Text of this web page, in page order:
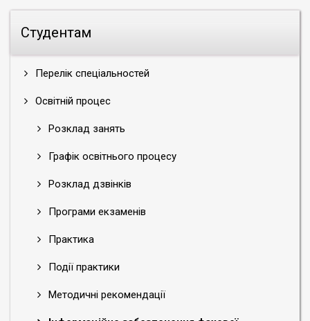
Студентам
Перелік спеціальностей
Освітній процес
Розклад занять
Графік освітнього процесу
Розклад дзвінків
Програми екзаменів
Практика
Події практики
Методичні рекомендації